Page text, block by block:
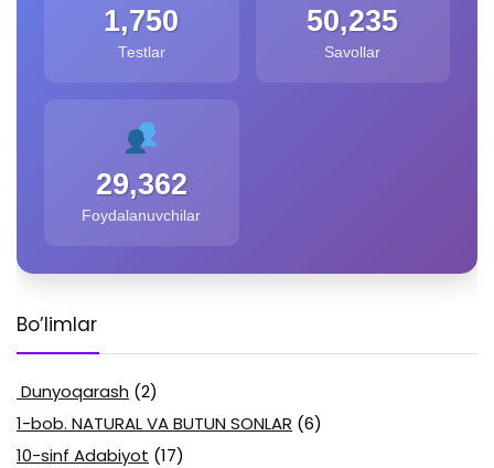
1,750
Testlar
50,235
Savollar
29,362
Foydalanuvchilar
Bo’limlar
Dunyoqarash (2)
1-bob. NATURAL VA BUTUN SONLAR (6)
10-sinf Adabiyot (17)